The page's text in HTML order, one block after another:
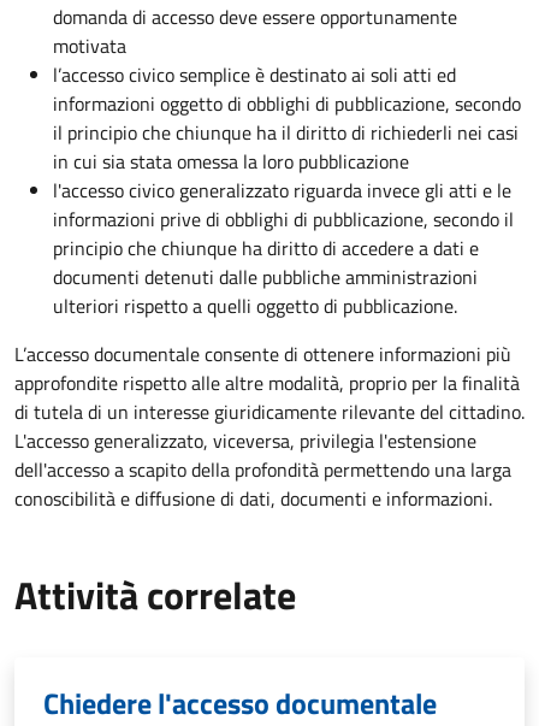
domanda di accesso deve essere opportunamente
motivata
l’accesso civico semplice è destinato ai soli atti ed
informazioni oggetto di obblighi di pubblicazione, secondo
il principio che chiunque ha il diritto di richiederli nei casi
in cui sia stata omessa la loro pubblicazione
l'accesso civico generalizzato riguarda invece gli atti e le
informazioni prive di obblighi di pubblicazione, secondo il
principio che chiunque ha diritto di accedere a dati e
documenti detenuti dalle pubbliche amministrazioni
ulteriori rispetto a quelli oggetto di pubblicazione.
L’accesso documentale consente di ottenere informazioni più
approfondite rispetto alle altre modalità, proprio per la finalità
di tutela di un interesse giuridicamente rilevante del cittadino.
L'accesso generalizzato, viceversa, privilegia l'estensione
dell'accesso a scapito della profondità permettendo una larga
conoscibilità e diffusione di dati, documenti e informazioni.
Attività correlate
Chiedere l'accesso documentale